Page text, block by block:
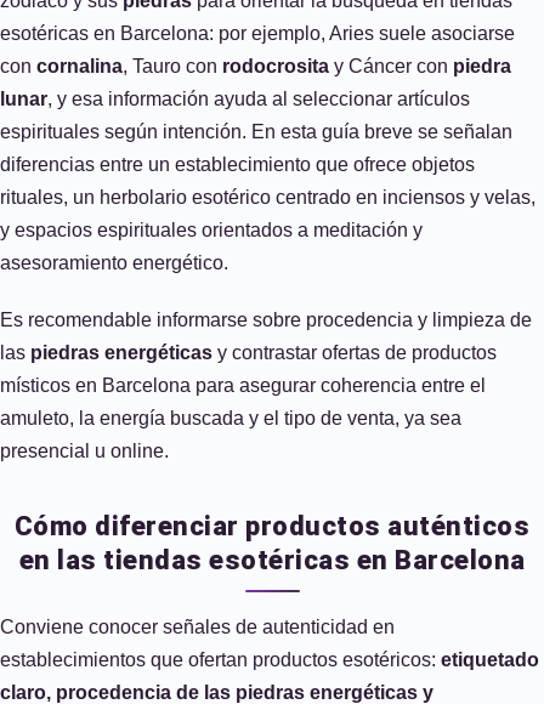
esotéricas en Barcelona: por ejemplo, Aries suele asociarse
con cornalina, Tauro con rodocrosita y Cáncer con piedra
lunar, y esa información ayuda al seleccionar artículos
espirituales según intención. En esta guía breve se señalan
diferencias entre un establecimiento que ofrece objetos
rituales, un herbolario esotérico centrado en inciensos y velas,
y espacios espirituales orientados a meditación y
asesoramiento energético.
Es recomendable informarse sobre procedencia y limpieza de
las piedras energéticas y contrastar ofertas de productos
místicos en Barcelona para asegurar coherencia entre el
amuleto, la energía buscada y el tipo de venta, ya sea
presencial u online.
Cómo diferenciar productos auténticos
en las tiendas esotéricas en Barcelona
Conviene conocer señales de autenticidad en
establecimientos que ofertan productos esotéricos: etiquetado
claro, procedencia de las piedras energéticas y